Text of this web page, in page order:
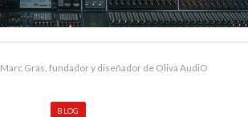
Marc Gras, fundador y diseñador de Oliva AudiO
BLOG